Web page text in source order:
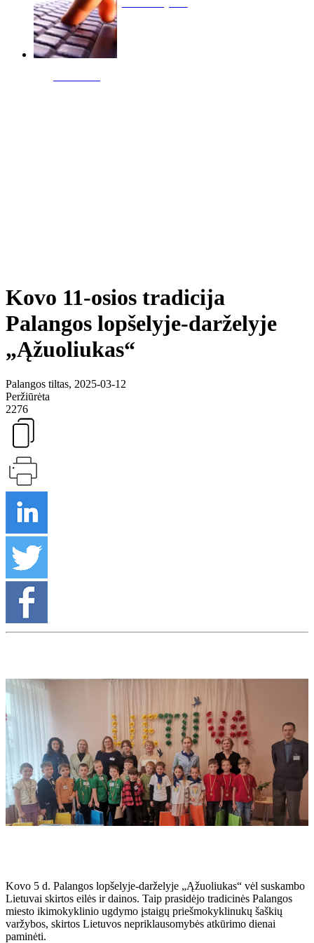
Kovo 11-osios tradicija
Palangos lopšelyje-darželyje
„Ąžuoliukas“
Palangos tiltas, 2025-03-12
Peržiūrėta
2276
Kovo 5 d. Palangos lopšelyje-darželyje „Ąžuoliukas“ vėl suskambo
Lietuvai skirtos eilės ir dainos. Taip prasidėjo tradicinės Palangos
miesto ikimokyklinio ugdymo įstaigų priešmokyklinukų šaškių
varžybos, skirtos Lietuvos nepriklausomybės atkūrimo dienai
paminėti.